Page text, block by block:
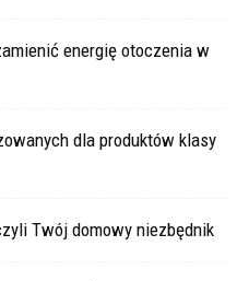
energię otoczenia w
dla produktów klasy
Twój domowy niezbędnik